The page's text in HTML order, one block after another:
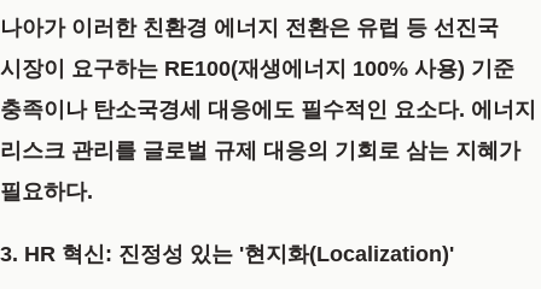
나아가 이러한 친환경 에너지 전환은 유럽 등 선진국
시장이 요구하는 RE100(재생에너지 100% 사용) 기준
충족이나 탄소국경세 대응에도 필수적인 요소다. 에너지
리스크 관리를 글로벌 규제 대응의 기회로 삼는 지혜가
필요하다.
3. HR 혁신: 진정성 있는 '현지화(Localization)'